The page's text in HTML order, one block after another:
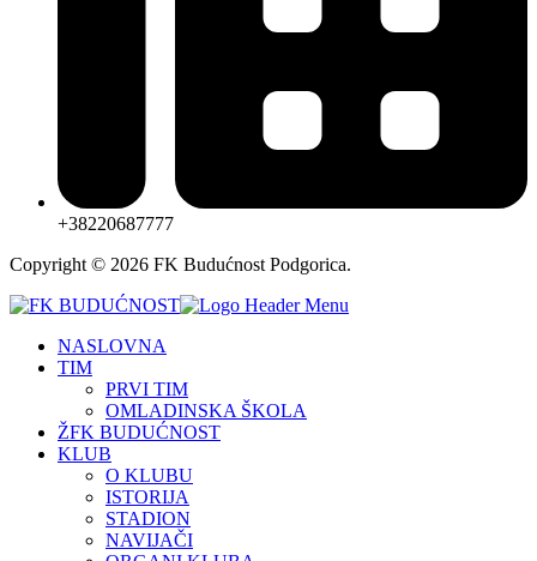
+38220687777
Copyright © 2026 FK Budućnost Podgorica.
NASLOVNA
TIM
PRVI TIM
OMLADINSKA ŠKOLA
ŽFK BUDUĆNOST
KLUB
O KLUBU
ISTORIJA
STADION
NAVIJAČI